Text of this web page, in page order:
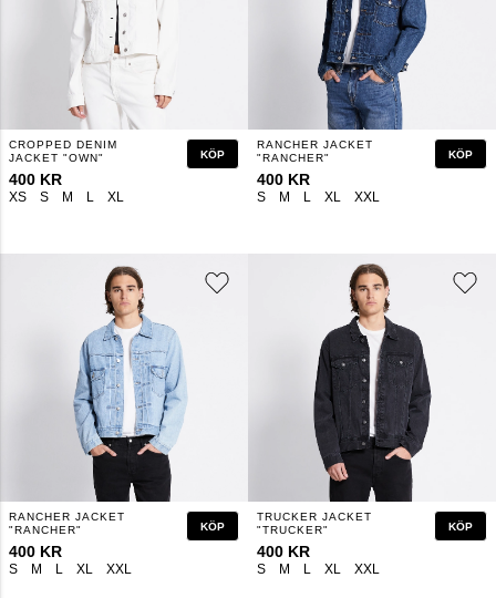
XS S M L XL
CROPPED DENIM
JACKET "OWN"
400 KR
KÖP
S M L XL XXL
RANCHER JACKET
"RANCHER"
400 KR
KÖP
S M L XL XXL
RANCHER JACKET
"RANCHER"
400 KR
KÖP
S M L XL XXL
TRUCKER JACKET
"TRUCKER"
400 KR
KÖP